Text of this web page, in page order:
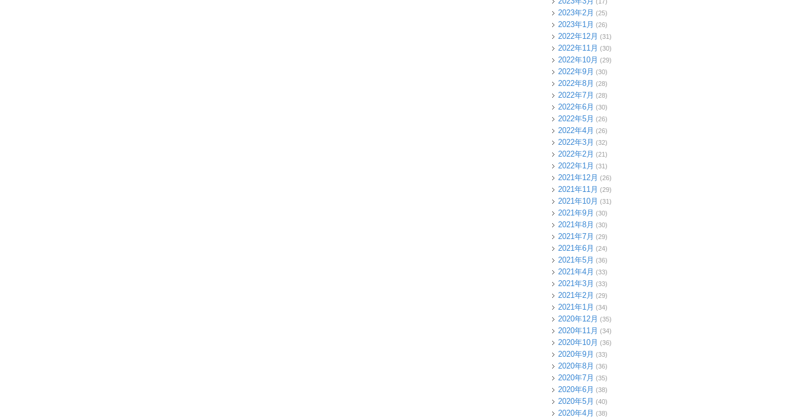
2023年2月 (25)
2023年1月 (26)
2022年12月 (31)
2022年11月 (30)
2022年10月 (29)
2022年9月 (30)
2022年8月 (28)
2022年7月 (28)
2022年6月 (30)
2022年5月 (26)
2022年4月 (26)
2022年3月 (32)
2022年2月 (21)
2022年1月 (31)
2021年12月 (26)
2021年11月 (29)
2021年10月 (31)
2021年9月 (30)
2021年8月 (30)
2021年7月 (29)
2021年6月 (24)
2021年5月 (36)
2021年4月 (33)
2021年3月 (33)
2021年2月 (29)
2021年1月 (34)
2020年12月 (35)
2020年11月 (34)
2020年10月 (36)
2020年9月 (33)
2020年8月 (36)
2020年7月 (35)
2020年6月 (38)
2020年5月 (40)
2020年4月 (38)